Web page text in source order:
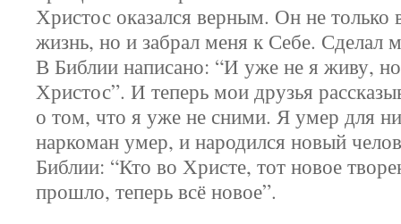
Христос оказался верным. Он не
жизнь, но и забрал меня к Себе. Сделал
В Библии написано: “И уже не я живу,
Христос”. И теперь мои друзья
о том, что я уже не сними. Я умер для
наркоман умер, и народился новый
Библии: “Кто во Христе, тот новое
прошло, теперь всё новое”.